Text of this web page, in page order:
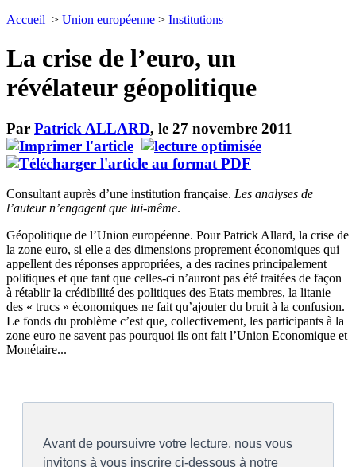
Accueil > Union européenne > Institutions
La crise de l’euro, un
révélateur géopolitique
Par Patrick ALLARD, le 27 novembre 2011
Consultant auprès d’une institution française. Les analyses de
l’auteur n’engagent que lui-même.
Géopolitique de l’Union européenne. Pour Patrick Allard, la crise de
la zone euro, si elle a des dimensions proprement économiques qui
appellent des réponses appropriées, a des racines principalement
politiques et que tant que celles-ci n’auront pas été traitées de façon
à rétablir la crédibilité des politiques des Etats membres, la litanie
des « trucs » économiques ne fait qu’ajouter du bruit à la confusion.
Le fonds du problème c’est que, collectivement, les participants à la
zone euro ne savent pas pourquoi ils ont fait l’Union Economique et
Monétaire...